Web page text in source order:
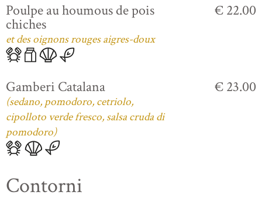
Poulpe au houmous de pois
chiches
et des oignons rouges aigres-doux
€ 22.00
Gamberi Catalana
(sedano, pomodoro, cetriolo,
cipolloto verde fresco, salsa cruda di
pomodoro)
€ 23.00
Contorni